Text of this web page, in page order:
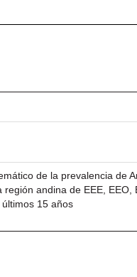
de la prevalencia de
región andina de EEE, EEO,
15 años